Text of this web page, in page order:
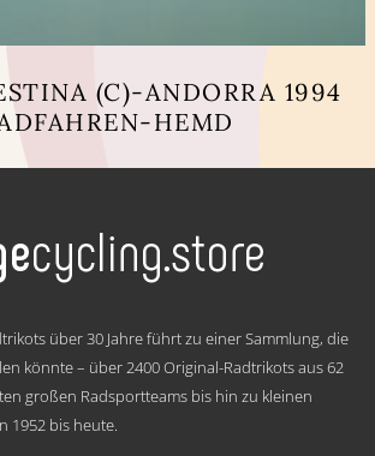
(C)-ANDORRA 1994
HEMD
Varianten
können
auf
der
Produktseite
über 30 Jahre führt zu einer Sammlung, die
könnte – über 2400 Original-Radtrikots aus 62
großen Radsportteams bis hin zu kleinen
1952 bis heute.